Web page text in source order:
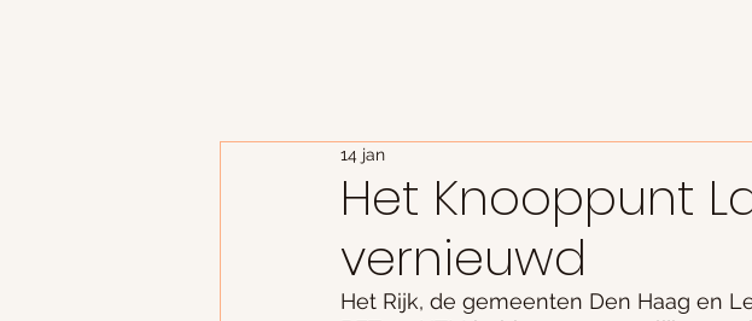
Het Knooppunt
vernieuwd
14 jan
Het Rijk, de gemeenten Den Haag en